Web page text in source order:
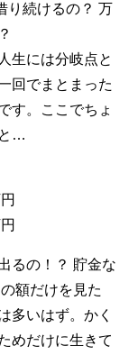
り続けるの？ 万
生には分岐点と
回でまとまった
す。ここでちょ
…
るの！？ 貯金な
額だけを見た
多いはず。かく
めだけに生きて